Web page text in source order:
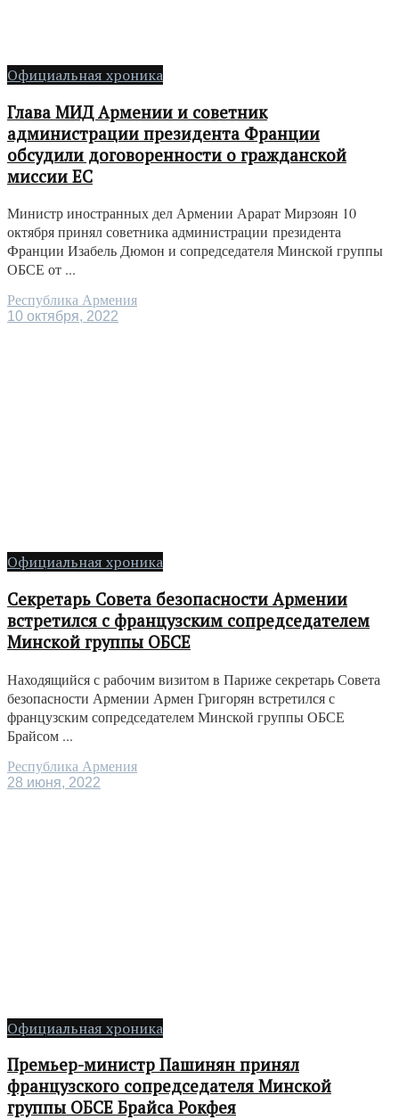
Официальная хроника
Глава МИД Армении и советник
администрации президента Франции
обсудили договоренности о гражданской
миссии ЕС
Министр иностранных дел Армении Арарат Мирзоян 10
октября принял советника администрации президента
Франции Изабель Дюмон и сопредседателя Минской группы
ОБСЕ от ...
Республика Армения
10 октября, 2022
Официальная хроника
Секретарь Совета безопасности Армении
встретился с французским сопредседателем
Минской группы ОБСЕ
Находящийся с рабочим визитом в Париже секретарь Совета
безопасности Армении Армен Григорян встретился с
французским сопредседателем Минской группы ОБСЕ
Брайсом ...
Республика Армения
28 июня, 2022
Официальная хроника
Премьер-министр Пашинян принял
французского сопредседателя Минской
группы ОБСЕ Брайса Рокфея